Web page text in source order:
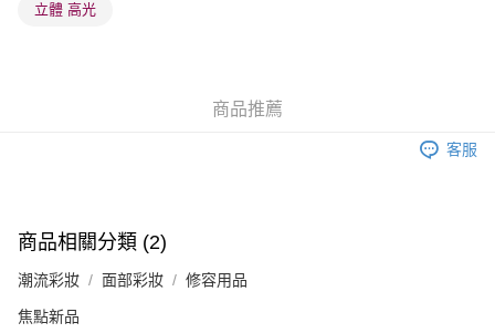
(香港門市) 只顯示可選門市。確認發貨後2-5個工作天到店，3天內
(澳門門市) 只顯示可選門市。確認發貨後2-5個工作天到店，3天內
立體 高光
商品推薦
客服
商品相關分類 (2)
潮流彩妝 面部彩妝 修容用品
焦點新品